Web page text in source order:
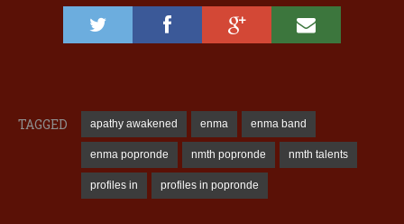
TAGGED apathy awakened enma enma band
enma popronde nmth popronde nmth talents
profiles in profiles in popronde